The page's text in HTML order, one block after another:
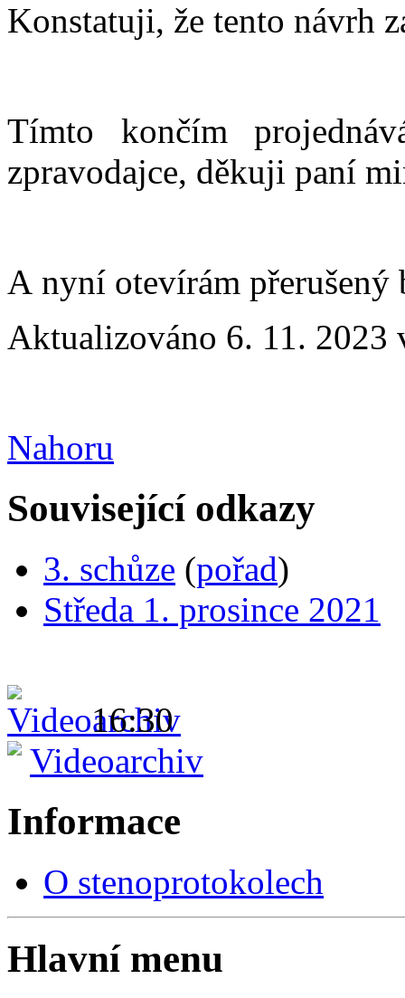
Konstatuji, že tento návrh
Tímto končím
zpravodajce, děkuji paní
A nyní otevírám přerušený
Aktualizováno 6. 11. 2023
Nahoru
Související odkazy
3. schůze (pořad)
Středa 1. prosince 2021
16:30
Videoarchiv
Informace
O stenoprotokolech
Hlavní menu